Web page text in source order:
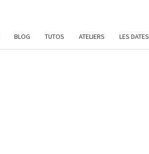
BLOG TUTOS ATELIERS LES DATES